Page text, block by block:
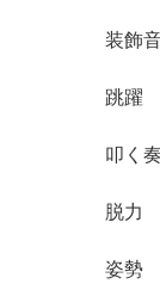
装飾
跳躍
叩く
脱力
姿勢